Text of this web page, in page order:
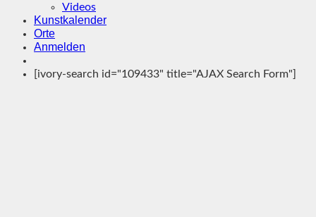
Videos
Kunstkalender
Orte
Anmelden
[ivory-search id="109433" title="AJAX Search Form"]